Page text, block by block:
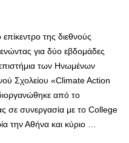
της διεθνούς
για δύο εβδομάδες
των Ηνωμένων
Σχολείου «Climate Action
από το
σε συνεργασία με το College
την Αθήνα και κύριο …